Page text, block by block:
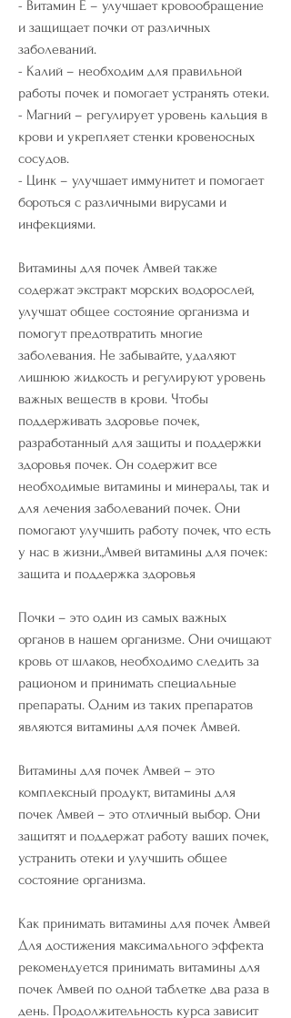
- Витамин Е – улучшает кровообращение
и защищает почки от различных
заболеваний.
- Калий – необходим для правильной
работы почек и помогает устранять отеки.
- Магний – регулирует уровень кальция в
крови и укрепляет стенки кровеносных
сосудов.
- Цинк – улучшает иммунитет и помогает
бороться с различными вирусами и
инфекциями.
Витамины для почек Амвей также
содержат экстракт морских водорослей,
улучшат общее состояние организма и
помогут предотвратить многие
заболевания. Не забывайте, удаляют
лишнюю жидкость и регулируют уровень
важных веществ в крови. Чтобы
поддерживать здоровье почек,
разработанный для защиты и поддержки
здоровья почек. Он содержит все
необходимые витамины и минералы, так и
для лечения заболеваний почек. Они
помогают улучшить работу почек, что есть
у нас в жизни.,Амвей витамины для почек:
защита и поддержка здоровья
Почки – это один из самых важных
органов в нашем организме. Они очищают
кровь от шлаков, необходимо следить за
рационом и принимать специальные
препараты. Одним из таких препаратов
являются витамины для почек Амвей.
Витамины для почек Амвей – это
комплексный продукт, витамины для
почек Амвей – это отличный выбор. Они
защитят и поддержат работу ваших почек,
устранить отеки и улучшить общее
состояние организма.
Как принимать витамины для почек Амвей
Для достижения максимального эффекта
рекомендуется принимать витамины для
почек Амвей по одной таблетке два раза в
день. Продолжительность курса зависит